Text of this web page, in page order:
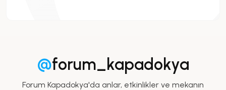
@forum_kapadokya
Forum Kapadokya'da anlar, etkinlikler ve mekanın